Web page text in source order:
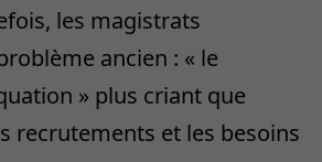
les magistrats
ancien : « le
» plus criant que
recrutements et les besoins